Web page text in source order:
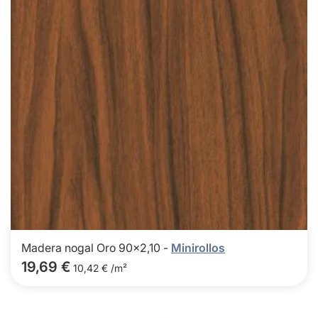
Madera nogal Oro 90x2,10 - Minirollos
19,69 € 10,42 € /m²